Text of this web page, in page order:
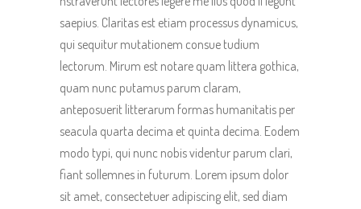
saepius. Claritas est etiam processus dynamicus,
qui sequitur mutationem consue tudium
lectorum. Mirum est notare quam littera gothica,
quam nunc putamus parum claram,
anteposuerit litterarum formas humanitatis per
seacula quarta decima et quinta decima. Eodem
modo typi, qui nunc nobis videntur parum clari,
fiant sollemnes in futurum. Lorem ipsum dolor
sit amet, consectetuer adipiscing elit, sed diam